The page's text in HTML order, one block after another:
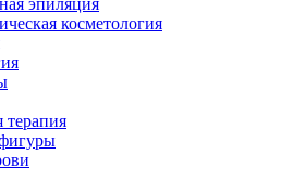
эпиляция
косметология
терапия